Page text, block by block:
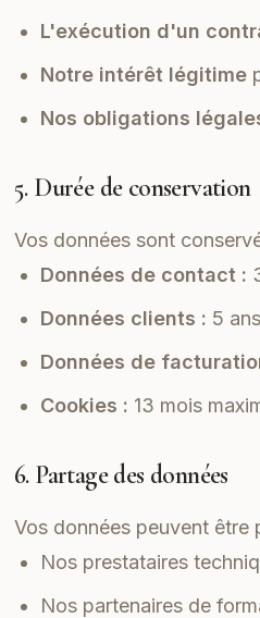
L'exécution d'un
Notre intérêt légitime
Nos obligations
5. Durée de conservation
Vos données sont
Données de contact :
Données clients : 5
Données de
Cookies : 13 mois
6. Partage des données
Vos données peuvent être
Nos prestataires
Nos partenaires de